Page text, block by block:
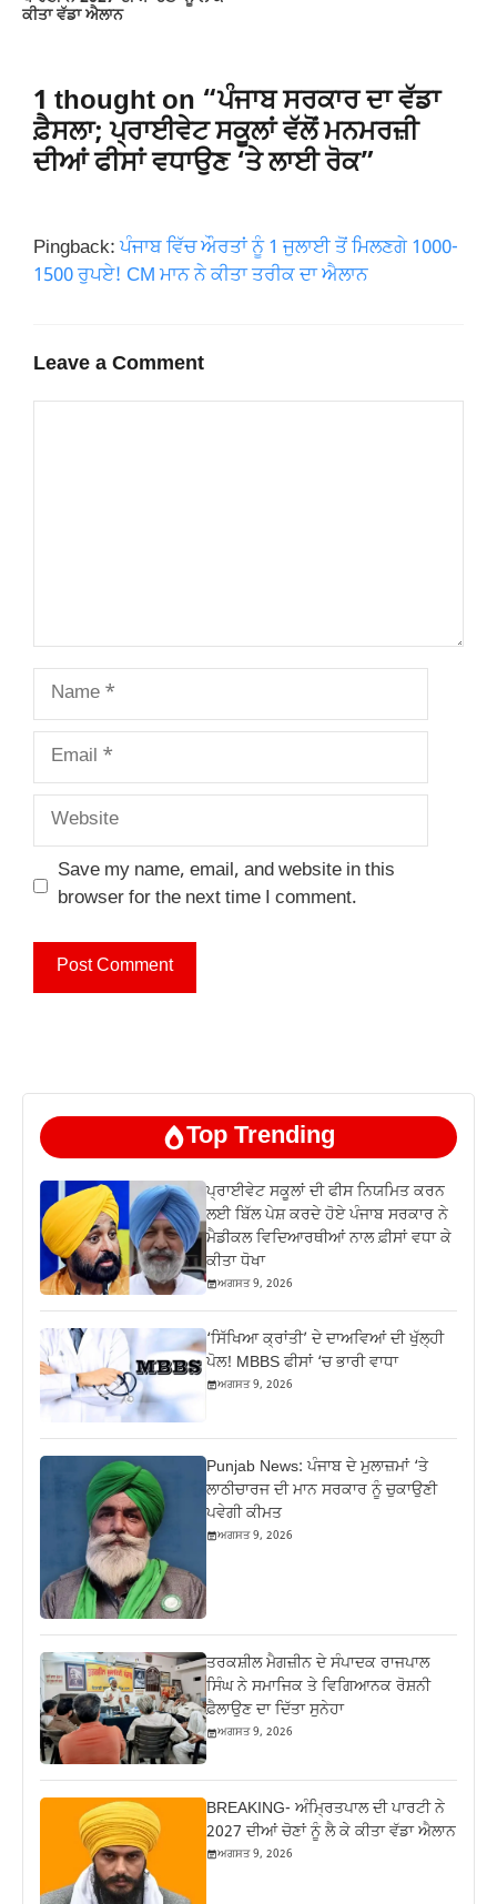
ਕੀਤਾ ਵੱਡਾ ਐਲਾਨ
1 thought on “ਪੰਜਾਬ ਸਰਕਾਰ ਦਾ ਵੱਡਾ
ਫ਼ੈਸਲਾ; ਪ੍ਰਾਈਵੇਟ ਸਕੂਲਾਂ ਵੱਲੋਂ ਮਨਮਰਜ਼ੀ
ਦੀਆਂ ਫੀਸਾਂ ਵਧਾਉਣ ‘ਤੇ ਲਾਈ ਰੋਕ”
Pingback:ਪੰਜਾਬ ਵਿੱਚ ਔਰਤਾਂ ਨੂੰ 1 ਜੁਲਾਈ ਤੋਂ ਮਿਲਣਗੇ 1000-
1500 ਰੁਪਏ! CM ਮਾਨ ਨੇ ਕੀਤਾ ਤਰੀਕ ਦਾ ਐਲਾਨ
Leave a Comment
Name
Email
Website
Save my name, email, and website in this
browser for the next time I comment.
Top Trending
ਪ੍ਰਾਈਵੇਟ ਸਕੂਲਾਂ ਦੀ ਫੀਸ ਨਿਯਮਿਤ ਕਰਨ
ਲਈ ਬਿੱਲ ਪੇਸ਼ ਕਰਦੇ ਹੋਏ ਪੰਜਾਬ ਸਰਕਾਰ ਨੇ
ਮੈਡੀਕਲ ਵਿਦਿਆਰਥੀਆਂ ਨਾਲ ਫ਼ੀਸਾਂ ਵਧਾ ਕੇ
ਕੀਤਾ ਧੋਖਾ
ਅਗਸਤ 9, 2026
‘ਸਿੱਖਿਆ ਕ੍ਰਾਂਤੀ’ ਦੇ ਦਾਅਵਿਆਂ ਦੀ ਖੁੱਲ੍ਹੀ
ਪੋਲ! MBBS ਫੀਸਾਂ ‘ਚ ਭਾਰੀ ਵਾਧਾ
ਅਗਸਤ 9, 2026
Punjab News: ਪੰਜਾਬ ਦੇ ਮੁਲਾਜ਼ਮਾਂ ‘ਤੇ
ਲਾਠੀਚਾਰਜ ਦੀ ਮਾਨ ਸਰਕਾਰ ਨੂੰ ਚੁਕਾਉਣੀ
ਪਵੇਗੀ ਕੀਮਤ
ਅਗਸਤ 9, 2026
ਤਰਕਸ਼ੀਲ ਮੈਗਜ਼ੀਨ ਦੇ ਸੰਪਾਦਕ ਰਾਜਪਾਲ
ਸਿੰਘ ਨੇ ਸਮਾਜਿਕ ਤੇ ਵਿਗਿਆਨਕ ਰੋਸ਼ਨੀ
ਫ਼ੈਲਾਉਣ ਦਾ ਦਿੱਤਾ ਸੁਨੇਹਾ
ਅਗਸਤ 9, 2026
BREAKING- ਅੰਮ੍ਰਿਤਪਾਲ ਦੀ ਪਾਰਟੀ ਨੇ
2027 ਦੀਆਂ ਚੋਣਾਂ ਨੂੰ ਲੈ ਕੇ ਕੀਤਾ ਵੱਡਾ ਐਲਾਨ
ਅਗਸਤ 9, 2026